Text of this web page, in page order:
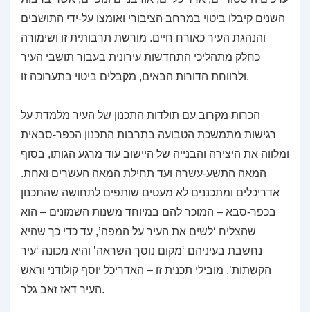
השנים קיבלו ביטוי במרחב הציבורי ואומצו על-ידי התושבים
והנהגת העיר כאורח חיים. מורשת תרבותית זו ושימורה
כחלק מתהליכי התחדשות עירונית בעבור תושבי העיר
ולרווחת הדורות הבאים, מקבלים ביטוי בתערוכה זו.
הכרות מקרוב עם תולדות התכנון של העיר מלמדת על
רגישות מתמשכת הטבועה בתרבות התכנון הכפר-סבאית
ומלווה את היצירה והבנייה של היישוב עוד מרגע הגותו, בסוף
המאה התשע-עשרה ועד תחילת המאה העשרים ואחת.
אדריכלים ומתכננים לא מעטים שותפים לתחושה שהתכנון
בכפר-סבא – המוכר להם במיוחד משנות השמונים – הוא
שהצליח ‘לשים את העיר על המפה’, עד כדי כך שהיא
נחשבת בעיניהם ‘מקום נוסך השראה’ והיא מכונה ‘עיר
הקשתות’. מובילי תכנית זו – האדריכל יוסף קולודני וראש
העיר דאז זאב גלר.